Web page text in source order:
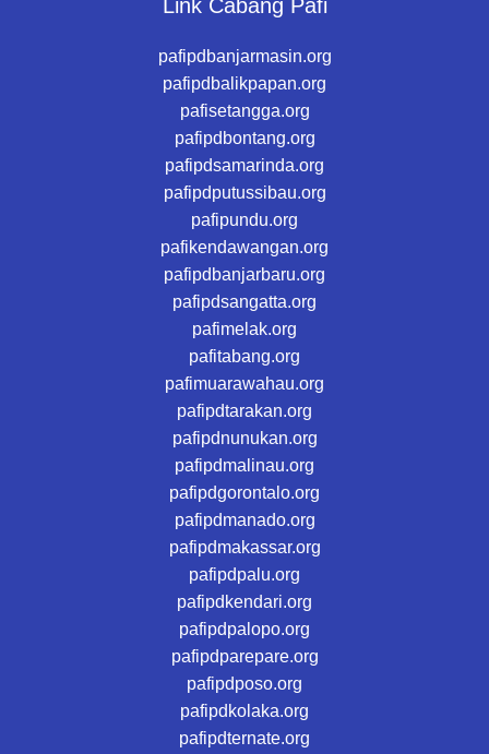
Link Cabang Pafi
pafipdbanjarmasin.org
pafipdbalikpapan.org
pafisetangga.org
pafipdbontang.org
pafipdsamarinda.org
pafipdputussibau.org
pafipundu.org
pafikendawangan.org
pafipdbanjarbaru.org
pafipdsangatta.org
pafimelak.org
pafitabang.org
pafimuarawahau.org
pafipdtarakan.org
pafipdnunukan.org
pafipdmalinau.org
pafipdgorontalo.org
pafipdmanado.org
pafipdmakassar.org
pafipdpalu.org
pafipdkendari.org
pafipdpalopo.org
pafipdparepare.org
pafipdposo.org
pafipdkolaka.org
pafipdternate.org